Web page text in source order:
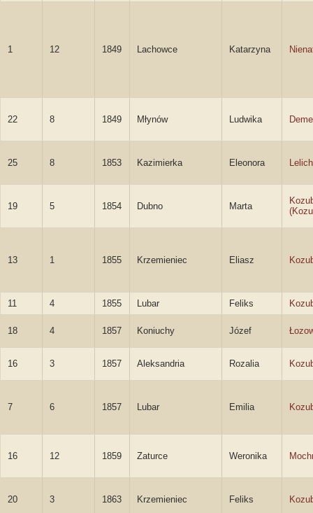
1 12 1849 Lachowce Katarzyna
22 8 1849 Młynów Ludwika
25 8 1853 Kazimierka Eleonora
19 5 1854 Dubno Marta
13 1 1855 Krzemieniec Eliasz
11 4 1855 Lubar Feliks
18 4 1857 Koniuchy Józef
16 3 1857 Aleksandria Rozalia
7 6 1857 Lubar Emilia
16 12 1859 Zaturce Weronika
20 3 1863 Krzemieniec Feliks